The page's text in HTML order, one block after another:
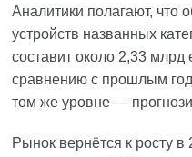
Аналитики полагают, что
устройств названных
составит около 2,33 млрд
сравнению с прошлым
том же уровне —
Рынок вернётся к росту в